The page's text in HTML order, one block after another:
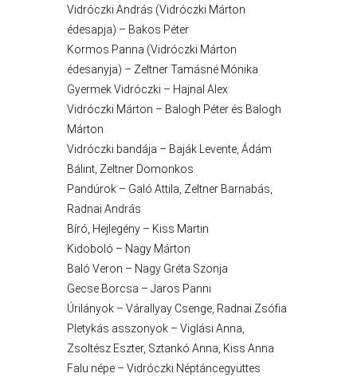
KÖLTSÉGVETÉSI
RENDELETEK
ÉPÜLŐ
VÁROS
FEJLESZTÉSEK
Vidróczki András (Vidróczki Márton
édesapja) – Bakos Péter
Kormos Panna (Vidróczki Márton
édesanyja) – Zeltner Tamásné Mónika
Gyermek Vidróczki – Hajnal Alex
Vidróczki Márton – Balogh Péter és Balogh
Márton
Vidróczki bandája – Baják Levente, Ádám
Bálint, Zeltner Domonkos
Pandúrok – Galó Attila, Zeltner Barnabás,
Radnai András
Bíró, Hejlegény – Kiss Martin
Kidoboló – Nagy Márton
Baló Veron – Nagy Gréta Szonja
Gecse Borcsa – Jaros Panni
Úrilányok – Várallyay Csenge, Radnai Zsófia
Pletykás asszonyok – Viglási Anna,
Zsoltész Eszter, Sztankó Anna, Kiss Anna
Falu népe – Vidróczki Néptáncegyüttes